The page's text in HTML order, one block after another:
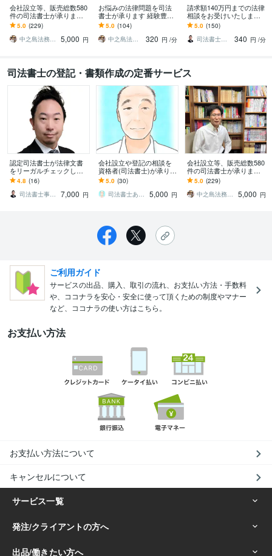
会社設立等、販売総数580
件の司法書士が承ります 3
65日、設立日を選べるよ
うになりました！
5.0 (229)
中之島法務事務所
5,000 円
お悩みの法律問題を司法
書士が承ります 経験豊富
な司法書士(ココナラ500
件)に聞いてみませんか
5.0 (104)
中之島法務事務所
320 円 /分
請求額140万円までの法律
相談をお受けいたします
元裁判所書記官の認定司
法書士です。法律相談は
お任せください！
5.0 (150)
司法書士事務所モチノロン
340 円 /分
司法書士の登記・書類作成の定番サービス
認定司法書士が法律文書
をリーガルチェックしま
す あなたが作った法律文
書をチェック・添削・ア
ドバイスいたします
4.8 (16)
司法書士事務所モチノロン
7,000 円
会社設立や登記の相談を
資格者(司法書士)が承りま
す ひとつの案件につき、
回数無制限で問合せが可
能です
5.0 (30)
司法書士あきやま事務所
5,000 円
会社設立等、販売総数580
件の司法書士が承ります 3
65日、設立日を選べるよ
うになりました！
5.0 (229)
中之島法務事務所
5,000 円
ご利用ガイド
サービスの出品、購入、取引の流れ、お支払い方法・手数料
や、ココナラを安心・安全に使って頂くための制度やマナー
など、ココナラの使い方はこちら。
お支払い方法
お支払い方法について
キャンセルについて